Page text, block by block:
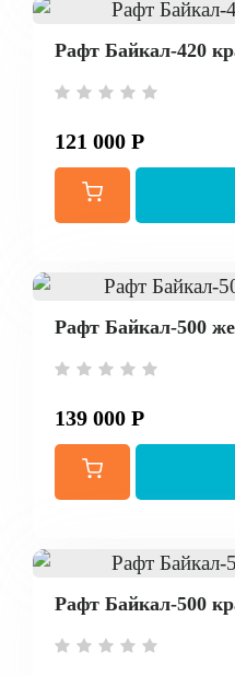
Рафт Байкал-420
121 000 Р
Рафт Байкал-500
139 000 Р
Рафт Байкал-500